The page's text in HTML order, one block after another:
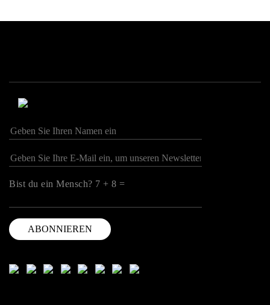
Bist du ein Mensch? 7 + 8 =